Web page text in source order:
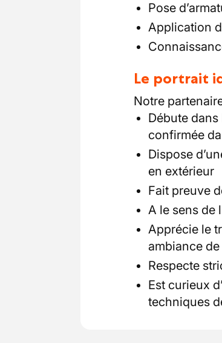
Pose
Application
Le portrait
Notre
Débute
confirmée
Dispose
en extérieur
Fait preuve
A le sens de
Apprécie le
ambiance
Respecte
Est curieux
techniques